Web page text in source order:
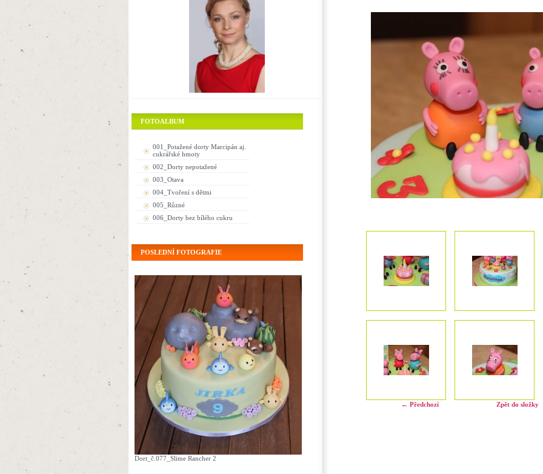
← Předchozí Zpět do složky
FOTOALBUM
001_Potažené dorty Marcipán aj.
cukrářské hmoty
002_Dorty nepotažené
003_Otava
004_Tvoření s dětmi
005_Různé
006_Dorty bez bílého cukru
POSLEDNÍ FOTOGRAFIE
Dort_č.077_Slime Rancher 2